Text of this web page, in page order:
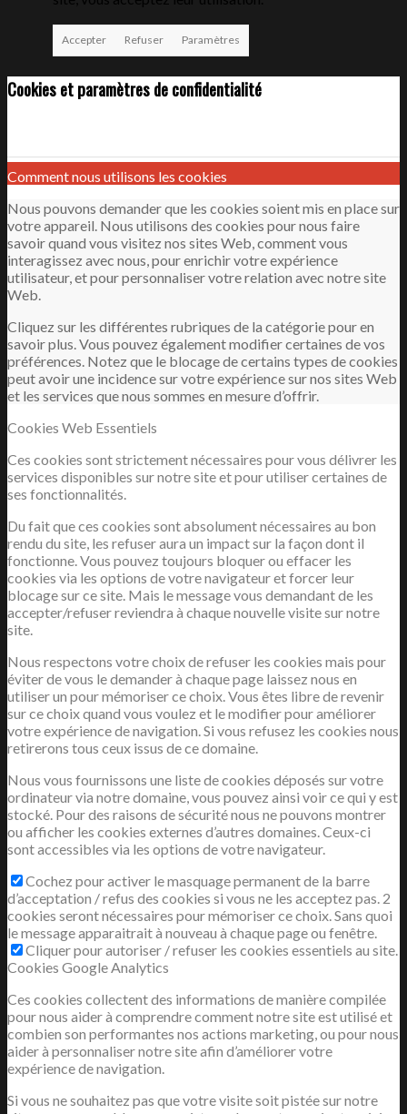
NOS RÉALISATIONS
Accepter Refuser Paramètres
Cookies et paramètres de confidentialité
Comment nous utilisons les cookies
Nous pouvons demander que les cookies soient mis en place sur
votre appareil. Nous utilisons des cookies pour nous faire
savoir quand vous visitez nos sites Web, comment vous
interagissez avec nous, pour enrichir votre expérience
utilisateur, et pour personnaliser votre relation avec notre site
Web.
Cliquez sur les différentes rubriques de la catégorie pour en
savoir plus. Vous pouvez également modifier certaines de vos
préférences. Notez que le blocage de certains types de cookies
peut avoir une incidence sur votre expérience sur nos sites Web
et les services que nous sommes en mesure d’offrir.
Cookies Web Essentiels
Ces cookies sont strictement nécessaires pour vous délivrer les
services disponibles sur notre site et pour utiliser certaines de
ses fonctionnalités.
Du fait que ces cookies sont absolument nécessaires au bon
rendu du site, les refuser aura un impact sur la façon dont il
fonctionne. Vous pouvez toujours bloquer ou effacer les
cookies via les options de votre navigateur et forcer leur
blocage sur ce site. Mais le message vous demandant de les
accepter/refuser reviendra à chaque nouvelle visite sur notre
site.
Nous respectons votre choix de refuser les cookies mais pour
éviter de vous le demander à chaque page laissez nous en
utiliser un pour mémoriser ce choix. Vous êtes libre de revenir
sur ce choix quand vous voulez et le modifier pour améliorer
votre expérience de navigation. Si vous refusez les cookies nous
retirerons tous ceux issus de ce domaine.
Nous vous fournissons une liste de cookies déposés sur votre
ordinateur via notre domaine, vous pouvez ainsi voir ce qui y est
stocké. Pour des raisons de sécurité nous ne pouvons montrer
ou afficher les cookies externes d’autres domaines. Ceux-ci
sont accessibles via les options de votre navigateur.
Cochez pour activer le masquage permanent de la barre
d’acceptation / refus des cookies si vous ne les acceptez pas. 2
cookies seront nécessaires pour mémoriser ce choix. Sans quoi
le message apparaitrait à nouveau à chaque page ou fenêtre.
Cliquer pour autoriser / refuser les cookies essentiels au site.
Cookies Google Analytics
Ces cookies collectent des informations de manière compilée
pour nous aider à comprendre comment notre site est utilisé et
combien son performantes nos actions marketing, ou pour nous
aider à personnaliser notre site afin d’améliorer votre
expérience de navigation.
Si vous ne souhaitez pas que votre visite soit pistée sur notre